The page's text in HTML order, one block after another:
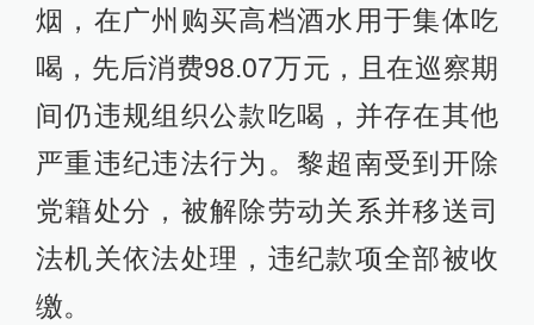
烟，在广州购买高档酒水用于集体吃
喝，先后消费98.07万元，且在巡察期
间仍违规组织公款吃喝，并存在其他
严重违纪违法行为。黎超南受到开除
党籍处分，被解除劳动关系并移送司
法机关依法处理，违纪款项全部被收
缴。